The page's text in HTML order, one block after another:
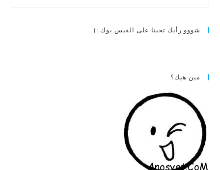
شووو رأيك تحبنا على الفيس بوك :)
مين هيك؟